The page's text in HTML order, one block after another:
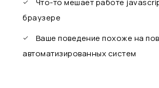
Что-то мешает работе
браузере
Ваше поведение похоже на
автоматизированных систем